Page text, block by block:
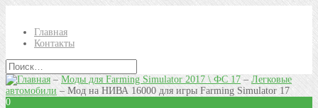
Главная
Контакты
–Моды для Farming Simulator 2017 \ ФС 17– Легковые
автомобили– Мод на НИВА 16000 для игры Farming Simulator 17
0